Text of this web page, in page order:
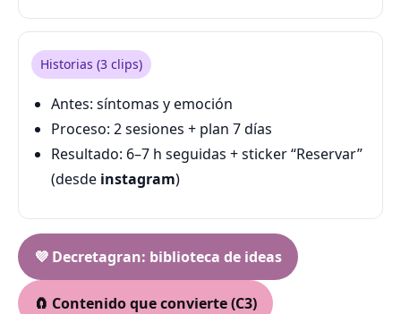
Historias (3 clips)
Antes: síntomas y emoción
Proceso: 2 sesiones + plan 7 días
Resultado: 6–7 h seguidas + sticker “Reservar”
(desde instagram)
💜 Decretagran: biblioteca de ideas
🧲 Contenido que convierte (C3)